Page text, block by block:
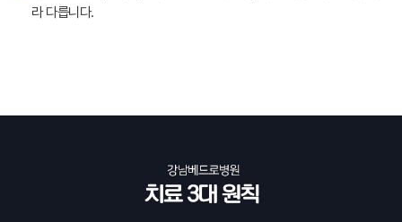
라 다릅니다.